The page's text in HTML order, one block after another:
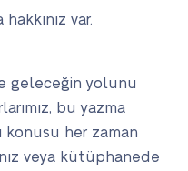
var.
geleceğin yolunu
bu yazma
konusu her zaman
veya kütüphanede